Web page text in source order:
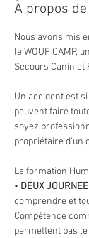
À propos
Nous avons mis
le WOUF CAMP,
Secours Canin et
Un accident est
peuvent faire
soyez
propriétaire d'un
La formation
• DEUX
comprendre et
Compétence
permettent pas